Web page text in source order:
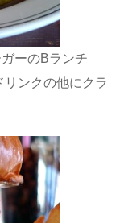
ーのBランチ
リンクの他にクラ